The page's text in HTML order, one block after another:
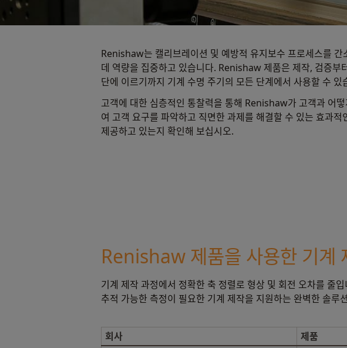
Renishaw는 캘리브레이션 및 예방적 유지보수 프로세스를 간
데 역량을 집중하고 있습니다. Renishaw 제품은 제작, 검증부
단에 이르기까지 기계 수명 주기의 모든 단계에서 사용할 수 있
고객에 대한 심층적인 통찰력을 통해 Renishaw가 고객과 어
여 고객 요구를 파악하고 직면한 과제를 해결할 수 있는 효과적
제공하고 있는지 확인해 보십시오.
Renishaw 제품을 사용한 기계
기계 제작 과정에서 정확한 축 정렬로 형상 및 회전 오차를 줄
추적 가능한 측정이 필요한 기계 제작을 지원하는 완벽한 솔루
회사 제품